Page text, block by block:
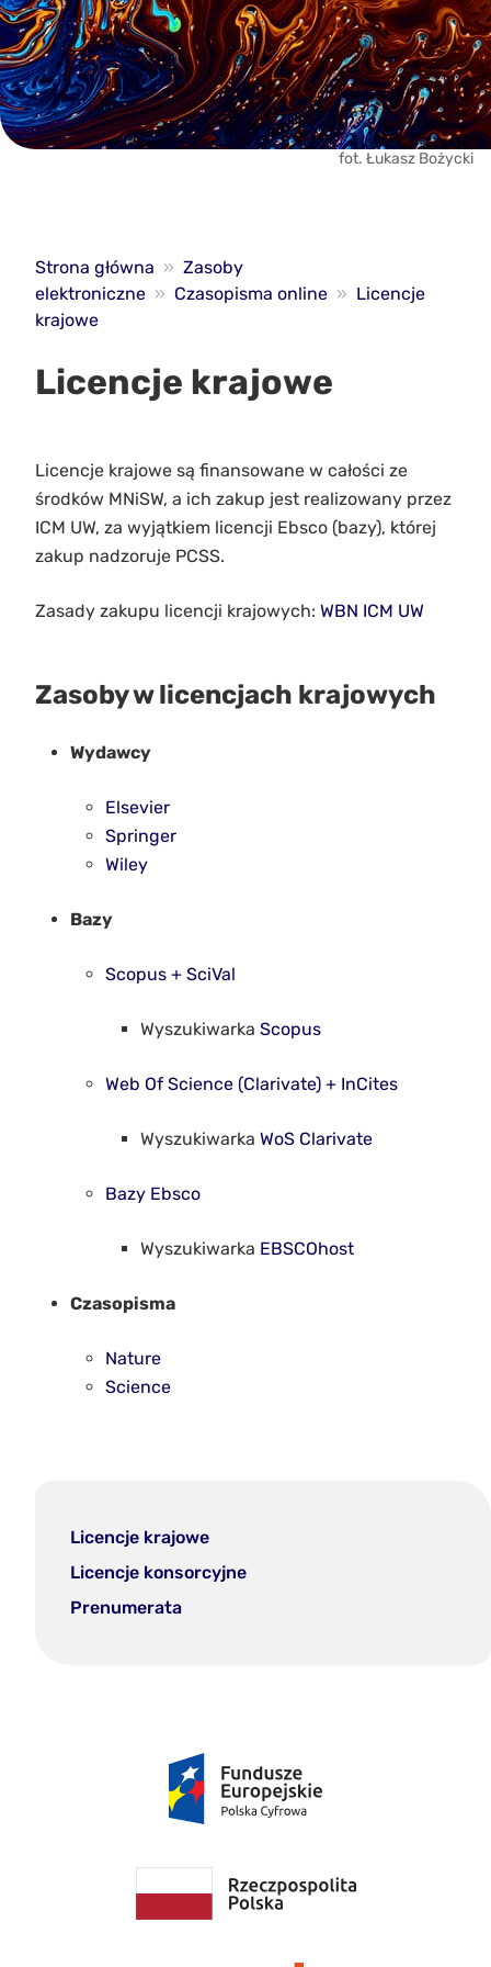
fot. Łukasz Bożycki
Strona główna » Zasoby
elektroniczne » Czasopisma online » Licencje
krajowe
Licencje krajowe
Licencje krajowe są finansowane w całości ze
środków MNiSW, a ich zakup jest realizowany przez
ICM UW, za wyjątkiem licencji Ebsco (bazy), której
zakup nadzoruje PCSS.
Zasady zakupu licencji krajowych: WBN ICM UW
Zasoby w licencjach krajowych
Wydawcy
Elsevier
Springer
Wiley
Bazy
Scopus + SciVal
Wyszukiwarka Scopus
Web Of Science (Clarivate) + InCites
Wyszukiwarka WoS Clarivate
Bazy Ebsco
Wyszukiwarka EBSCOhost
Czasopisma
Nature
Science
Licencje krajowe
Licencje konsorcyjne
Prenumerata